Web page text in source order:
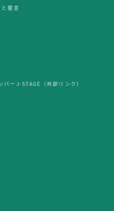
提言
ーJ-STAGE（外部リンク）